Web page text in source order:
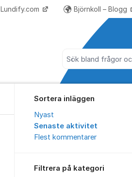
Sök bland alla inlägg
Lundify.com Björnkoll – Blogg
Sortera inläggen
Nyast
Senaste aktivitet
Flest kommentarer
Filtrera på kategori